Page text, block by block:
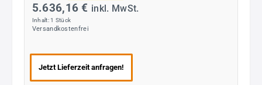
5.636,16 € inkl. MwSt.
Inhalt: 1 Stück
Versandkostenfrei
Jetzt Lieferzeit anfragen!